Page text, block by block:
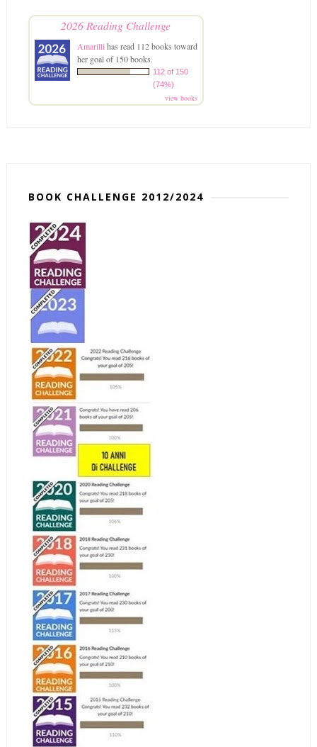
2026 Reading Challenge
Amarillihas read 112 books toward
her goal of 150 books.
112 of 150
(74%)
view books
BOOK CHALLENGE 2012/2024